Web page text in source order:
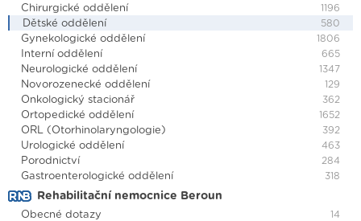
Chirurgické oddělení 1196
Dětské oddělení 580
Gynekologické oddělení 1806
Interní oddělení 665
Neurologické oddělení 1347
Novorozenecké oddělení 129
Onkologický stacionář 362
Ortopedické oddělení 1652
ORL (Otorhinolaryngologie) 392
Urologické oddělení 463
Porodnictví 284
Gastroenterologické oddělení 318
Rehabilitační nemocnice Beroun
Obecné dotazy 14